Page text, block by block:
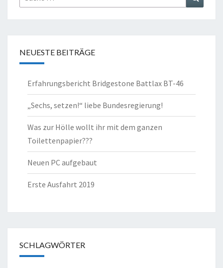
nach:
NEUESTE BEITRÄGE
Erfahrungsbericht Bridgestone Battlax BT-46
„Sechs, setzen!“ liebe Bundesregierung!
Was zur Hölle wollt ihr mit dem ganzen
Toilettenpapier???
Neuen PC aufgebaut
Erste Ausfahrt 2019
SCHLAGWÖRTER